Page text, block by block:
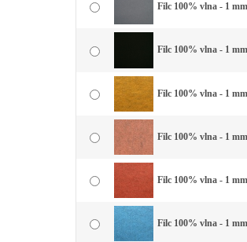
Filc 100% vlna - 1
Filc 100% vlna - 1
Filc 100% vlna - 1
Filc 100% vlna - 1
Filc 100% vlna - 1
Filc 100% vlna - 1